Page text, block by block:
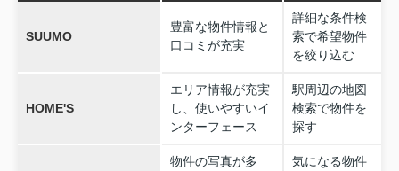
SUUMO
豊富な物件情報と
口コミが充実
詳細な条件検
索で希望物件
を絞り込む
HOME'S
エリア情報が充実
し、使いやすいイ
ンターフェース
駅周辺の地図
検索で物件を
探す
物件の写真が多
気になる物件